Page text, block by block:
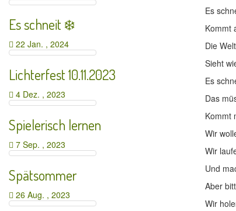
Es
Kommt
Die
Sieht
Es
Das
Kommt
Wir
Wir
Und
Aber
Wir
Es schneit ❄️
22 Jan. , 2024
Lichterfest 10.11.2023
4 Dez. , 2023
Spielerisch lernen
7 Sep. , 2023
Spätsommer
26 Aug. , 2023